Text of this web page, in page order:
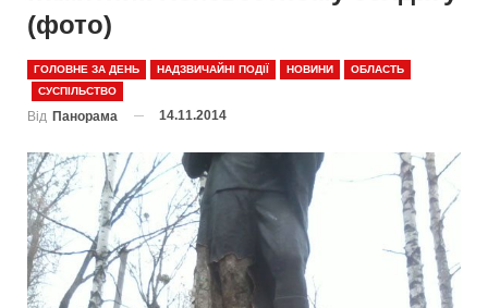
(фото)
ГОЛОВНЕ ЗА ДЕНЬ НАДЗВИЧАЙНІ ПОДІЇ НОВИНИ
ОБЛАСТЬ
СУСПІЛЬСТВО
Від Панорама 14.11.2014